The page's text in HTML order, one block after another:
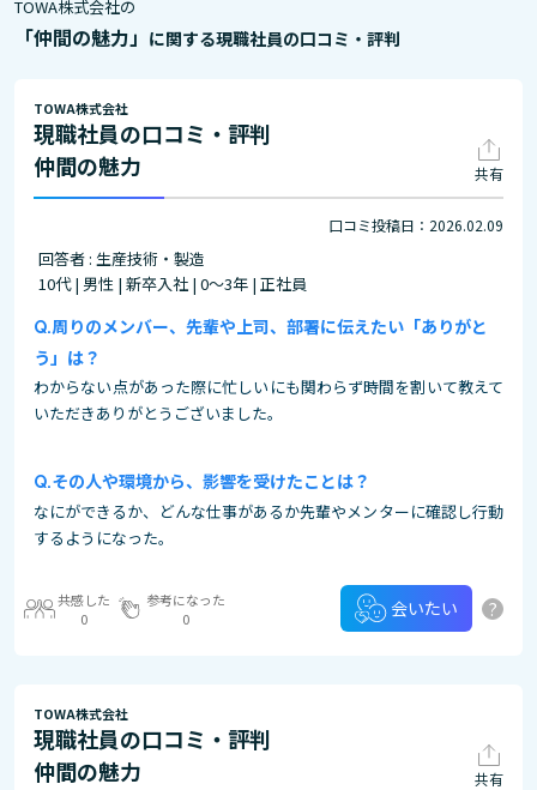
TOWA株式会社の
「仲間の魅力」 に関する現職社員の口コミ・評判
TOWA株式会社
現職社員の口コミ・評判
仲間の魅力
共有
口コミ投稿日：2026.02.09
回答者 : 生産技術・製造
10代 | 男性 | 新卒入社 | 0～3年 | 正社員
周りのメンバー、先輩や上司、部署に伝えたい「ありがと
う」は？
わからない点があった際に忙しいにも関わらず時間を割いて教えて
いただきありがとうございました。
その⼈や環境から、影響を受けたことは？
なにができるか、どんな仕事があるか先輩やメンターに確認し行動
するようになった。
共感した
0
参考になった
0
会いたい ?
TOWA株式会社
現職社員の口コミ・評判
仲間の魅力
共有